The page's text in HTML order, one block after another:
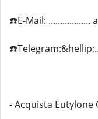
☎️E-Mail:
- Acquista Eutylone